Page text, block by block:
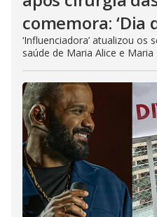
comemora: ‘Dia
‘Influenciadora’ atualizou
saúde de Maria Alice e Maria